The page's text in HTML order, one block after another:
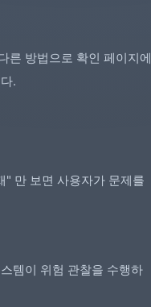
른 방법으로 확인 페이지에
.
" 만 보면 사용자가 문제를
템이 위험 관찰을 수행하